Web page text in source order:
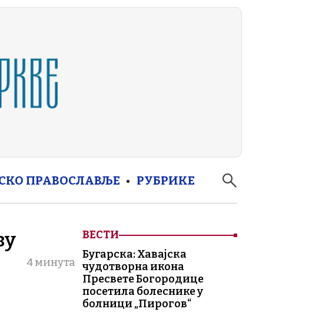
ПРАВОСЛАВЉЕ РУБРИКЕ
4 минута
ВЕСТИ
Бугарска: Хавајска
чудотворна икона
Пресвете Богородице
посетила болеснике у
болници „Пирогов“